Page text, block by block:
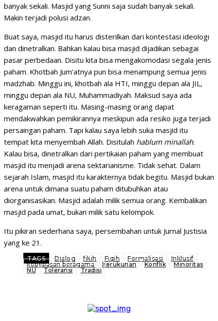
banyak sekali. Masjid yang Sunni saja sudah banyak sekali.
Makin terjadi polusi adzan.
Buat saya, masjid itu harus disterilkan dari kontestasi ideologi
dan dinetralkan. Bahkan kalau bisa masjid dijadikan sebagai
pasar perbedaan. Disitu kita bisa mengakomodasi segala jenis
paham. Khotbah Jum’atnya pun bisa menampung semua jenis
madzhab. Minggu ini, khotbah ala HTI, minggu depan ala JIL,
minggu depan ala NU, Muhammadiyah. Maksud saya ada
keragaman seperti itu. Masing-masing orang dapat
mendakwahkan pemikirannya meskipun ada resiko juga terjadi
persaingan paham. Tapi kalau saya lebih suka masjid itu
tempat kita menyembah Allah. Disitulah hablum minallah.
Kalau bisa, dinetralkan dari pertikaian paham yang membuat
masjid itu menjadi arena sektarianisme. Tidak sehat. Dalam
sejarah Islam, masjid itu karakternya tidak begitu. Masjid bukan
arena untuk dimana suatu paham ditubuhkan atau
diorganisasikan. Masjid adalah milik semua orang. Kembalikan
masjid pada umat, bukan milik satu kelompok.
Itu pikiran sederhana saya, persembahan untuk Jurnal Justisia
yang ke 21.
TAGS Dialog fikih Fiqih Formalisasi
Inklusif
kebebasan beragama
kerukunan Konflik
Minoritas
NU
Toleransi Tradisi